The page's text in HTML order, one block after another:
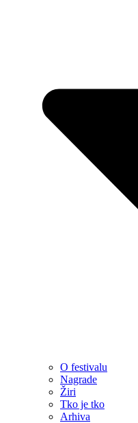
O festivalu
Nagrade
Žiri
Tko je tko
Arhiva